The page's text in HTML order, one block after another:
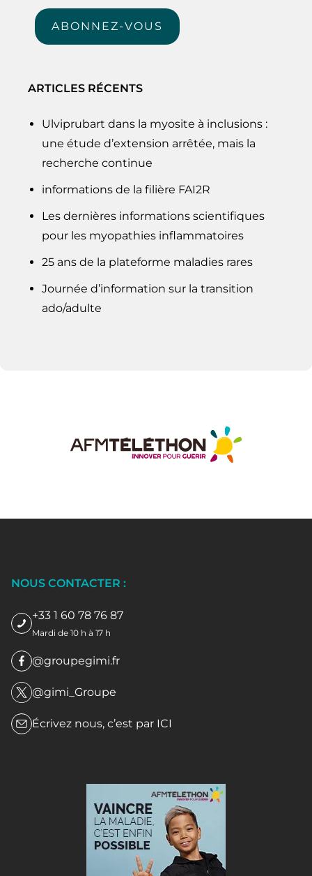
mail
ABONNEZ-VOUS
ARTICLES RÉCENTS
Ulviprubart dans la myosite à inclusions :
une étude d’extension arrêtée, mais la
recherche continue
informations de la filière FAI2R
Les dernières informations scientifiques
pour les myopathies inflammatoires
25 ans de la plateforme maladies rares
Journée d’information sur la transition
ado/adulte
NOUS CONTACTER :
+33 1 60 78 76 87
Mardi de 10 h à 17 h
@groupegimi.fr
@gimi_Groupe
Écrivez nous, c’est par ICI